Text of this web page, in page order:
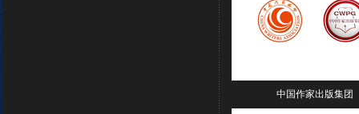
中国作家出版集团